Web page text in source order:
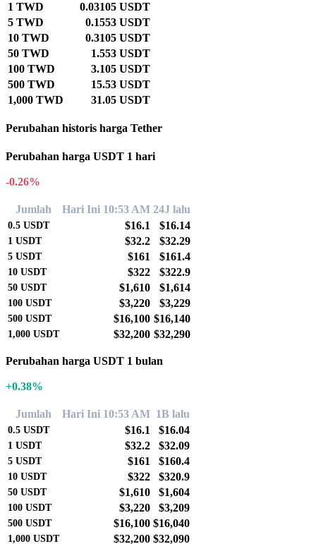
1 TWD
0.03105 USDT
5 TWD
0.1553 USDT
10 TWD
0.3105 USDT
50 TWD
1.553 USDT
100 TWD
3.105 USDT
500 TWD
15.53 USDT
1,000 TWD
31.05 USDT
Perubahan historis harga Tether
Perubahan harga USDT 1 hari
-0.26%
Jumlah Hari Ini 10:53 AM 24J lalu
0.5 USDT $16.1 $16.14
1 USDT $32.2 $32.29
5 USDT $161 $161.4
10 USDT $322 $322.9
50 USDT $1,610 $1,614
100 USDT $3,220 $3,229
500 USDT $16,100 $16,140
1,000 USDT $32,200 $32,290
Perubahan harga USDT 1 bulan
+0.38%
Jumlah Hari Ini 10:53 AM 1B lalu
0.5 USDT $16.1 $16.04
1 USDT $32.2 $32.09
5 USDT $161 $160.4
10 USDT $322 $320.9
50 USDT $1,610 $1,604
100 USDT $3,220 $3,209
500 USDT $16,100 $16,040
1,000 USDT $32,200 $32,090